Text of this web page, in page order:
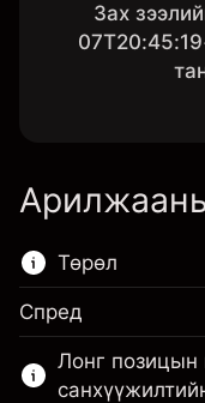
Зах
Төрөл
Энэ
арилжаанд
Спред
Лонг позицын